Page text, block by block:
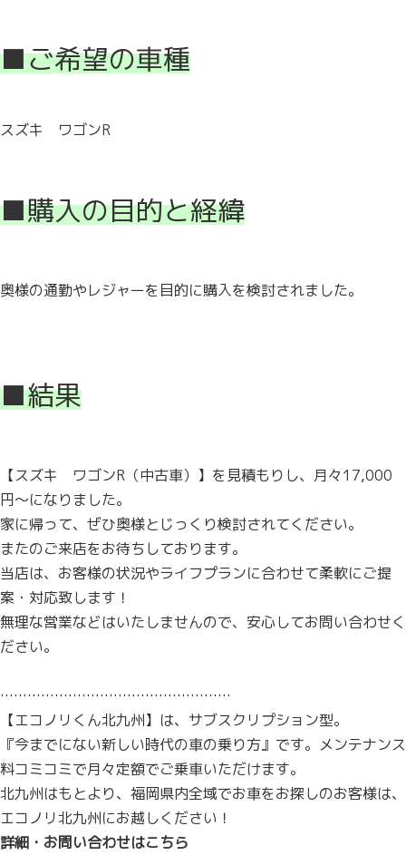
■ご希望の車種
スズキ ワゴンR
■購入の目的と経緯
奥様の通勤やレジャーを目的に購入を検討されました。
■結果
【スズキ ワゴンR（中古車）】を見積もりし、月々17,000
円～になりました。
家に帰って、ぜひ奥様とじっくり検討されてください。
またのご来店をお待ちしております。
当店は、お客様の状況やライフプランに合わせて柔軟にご提
案・対応致します！
無理な営業などはいたしませんので、安心してお問い合わせく
ださい。
……………………………………………
【エコノリくん北九州】は、サブスクリプション型。
『今までにない新しい時代の車の乗り方』です。メンテナンス
料コミコミで月々定額でご乗車いただけます。
北九州はもとより、福岡県内全域でお車をお探しのお客様は、
エコノリ北九州にお越しください！
詳細・お問い合わせはこちら